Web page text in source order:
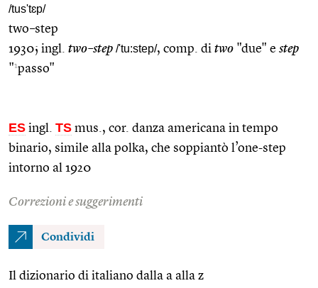
/tus'tɛp/
two–step
1930; ingl. two–step /'tu:step/, comp. di two "due" e step
"1passo"
ES ingl. TS mus., cor. danza americana in tempo
binario, simile alla polka, che soppiantò l’one-step
intorno al 1920
Correzioni e suggerimenti
Condividi
Il dizionario di italiano dalla a alla z